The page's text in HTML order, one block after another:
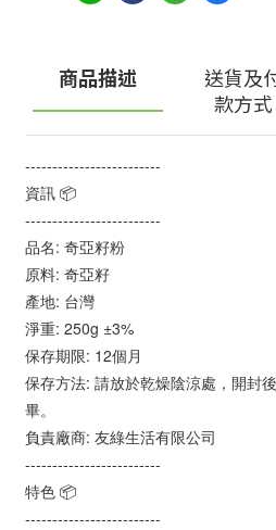
商品描述
送貨及
款方式
-------------------------
資訊 📦
-------------------------
品名: 奇亞籽粉
原料: 奇亞籽
產地: 台灣
淨重: 250g ±3%
保存期限: 12個月
保存方法: 請放於乾燥陰涼處，開封
畢。
負責廠商: 友綠生活有限公司
-------------------------
特色 📦
-------------------------